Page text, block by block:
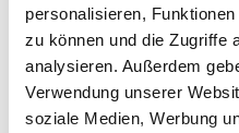
personalisieren,
zu können und die Zugriffe
analysieren. Außerdem
Verwendung unserer
soziale Medien, Werbung